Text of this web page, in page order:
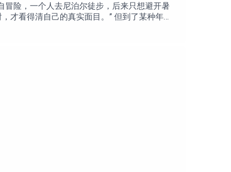
冒险，一个人去尼泊尔徒步，后来只想避开暑
才看得清自己的真实面目。” 但到了某种年
有人则 “在北京家门口都能搞丢”，迷路了就
为什么到了一个完全不同的地方，反而更容易
气候与现代旅行方式的变化45:32 从匈牙利到东
期节目赞助商Mosavi的大力支持！Mosavi是
体验类似微信。欢迎点击链接下载应用体验：
下载：